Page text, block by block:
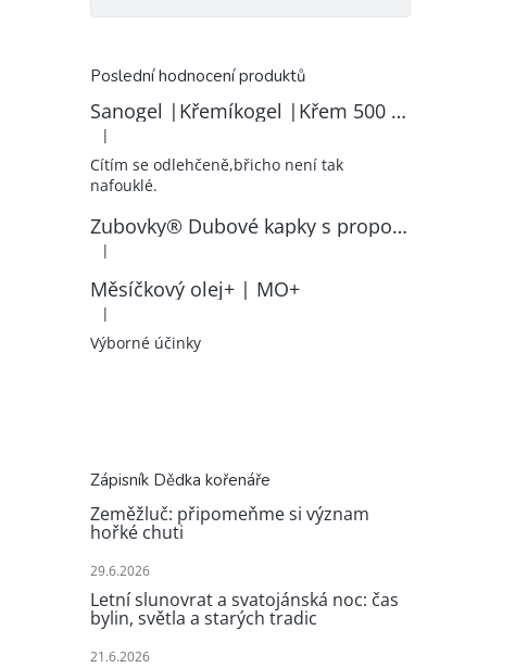
Poslední hodnocení produktů
Sanogel |Křemíkogel |Křem 500 ml
Hodnocení produktu je 5 z 5 hvězdiček.
|
Cítím se odlehčeně,břicho není tak
nafouklé.
Zubovky® Dubové kapky s propolisem | RK–ZP
Hodnocení produktu je 5 z 5 hvězdiček.
|
Měsíčkový olej+ | MO+
Hodnocení produktu je 5 z 5 hvězdiček.
|
Výborné účinky
Zápisník Dědka kořenáře
Zeměžluč: připomeňme si význam
hořké chuti
29.6.2026
Letní slunovrat a svatojánská noc: čas
bylin, světla a starých tradic
21.6.2026